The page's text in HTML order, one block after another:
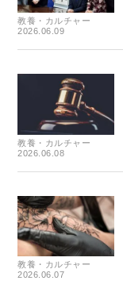
教養・カルチャー
2026.06.09
教養・カルチャー
2026.06.08
教養・カルチャー
2026.06.07